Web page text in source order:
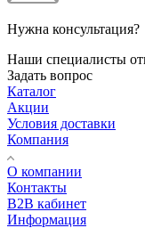
Нужна консультация?
Наши специалисты
Задать вопрос
Каталог
Акции
Условия доставки
Компания
О компании
Контакты
B2B кабинет
Информация